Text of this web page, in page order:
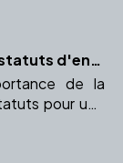
Rédaction des statuts d'entreprise : les règles à respecter
de la
pour une
faire
garantit leur